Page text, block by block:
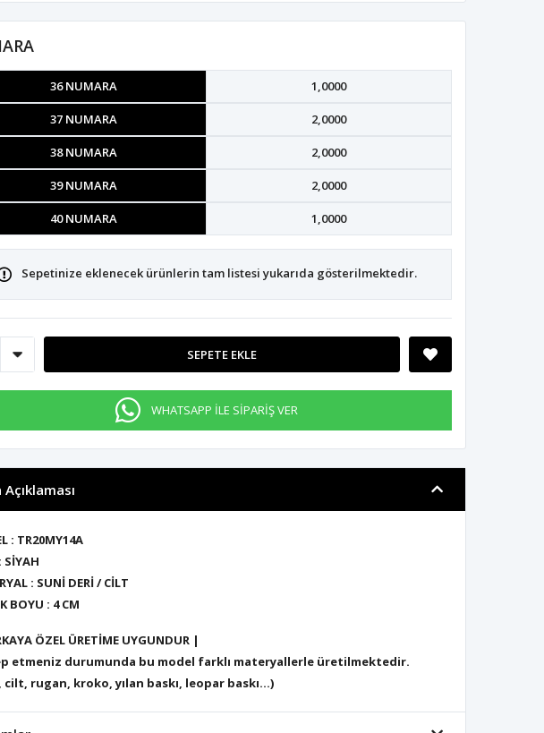
36 NUMARA 1,0000
37 NUMARA 2,0000
38 NUMARA 2,0000
39 NUMARA 2,0000
40 NUMARA 1,0000
Sepetinize eklenecek ürünlerin tam listesi yukarıda gösterilmektedir.
SEPETE EKLE
WHATSAPP İLE SİPARİŞ VER
: TR20MY14A
SİYAH
: SUNİ DERİ / CİLT
BOYU : 4 CM
ÖZEL ÜRETİME UYGUNDUR |
etmeniz durumunda bu model farklı materyallerle üretilmektedir.
cilt, rugan, kroko, yılan baskı, leopar baskı...)